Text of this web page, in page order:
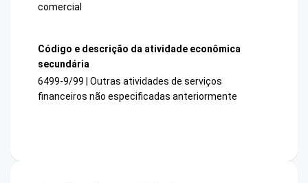
comercial
Código e descrição da atividade econômica
secundária
6499-9/99 | Outras atividades de serviços
financeiros não especificadas anteriormente